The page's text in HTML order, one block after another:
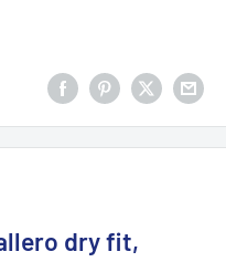
dry fit,